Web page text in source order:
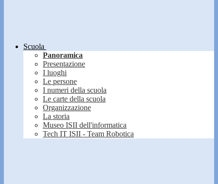
Scuola
Panoramica
Presentazione
I luoghi
Le persone
I numeri della scuola
Le carte della scuola
Organizzazione
La storia
Museo ISII dell'informatica
Tech IT ISII - Team Robotica